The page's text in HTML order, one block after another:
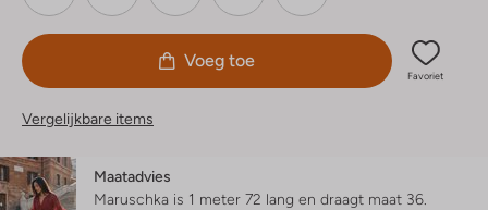
Voeg toe
Favoriet
Vergelijkbare items
Maatadvies
Maruschka is 1 meter 72 lang en draagt maat 36.